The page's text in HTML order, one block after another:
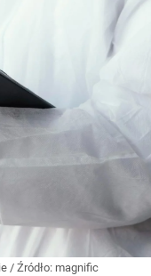
/ Źródło: magnific